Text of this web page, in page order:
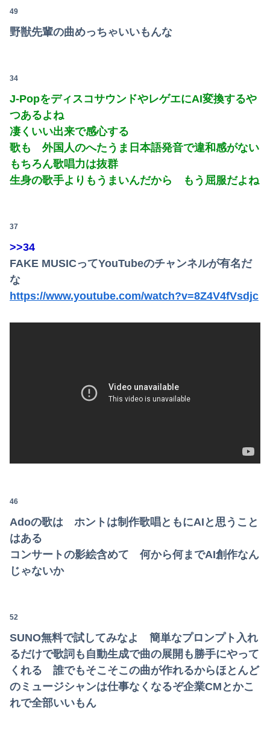
49
野獣先輩の曲めっちゃいいもんな
34
J-PopをディスコサウンドやレゲエにAI変換するや
つあるよね
凄くいい出来で感心する
歌も 外国人のへたうま日本語発音で違和感がない
もちろん歌唱力は抜群
生身の歌手よりもうまいんだから もう屈服だよね
37
>>34
FAKE MUSICってYouTubeのチャンネルが有名だ
な
https://www.youtube.com/watch?v=8Z4V4fVsdjc
46
Adoの歌は ホントは制作歌唱ともにAIと思うこと
はある
コンサートの影絵含めて 何から何までAI創作なん
じゃないか
52
SUNO無料で試してみなよ 簡単なプロンプト入れ
るだけで歌詞も自動生成で曲の展開も勝手にやって
くれる 誰でもそこそこの曲が作れるからほとんど
のミュージシャンは仕事なくなるぞ企業CMとかこ
れで全部いいもん